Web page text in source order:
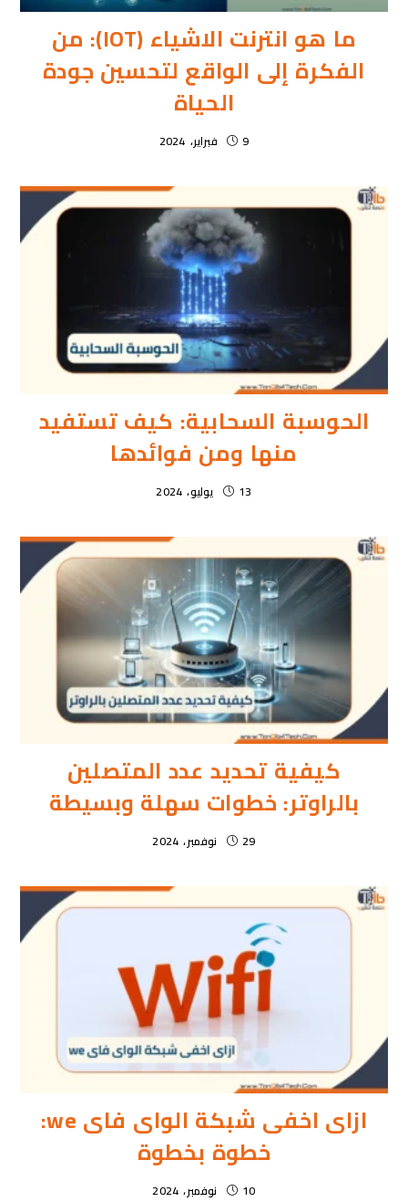
ما هو انترنت الاشياء (IOT): من
الفكرة إلى الواقع لتحسين جودة
الحياة
9 فبراير، 2024
الحوسبة السحابية: كيف تستفيد
منها ومن فوائدها
13 يوليو، 2024
كيفية تحديد عدد المتصلين
بالراوتر: خطوات سهلة وبسيطة
29 نوفمبر، 2024
ازاى اخفى شبكة الواى فاى we:
خطوة بخطوة
10 نوفمبر، 2024